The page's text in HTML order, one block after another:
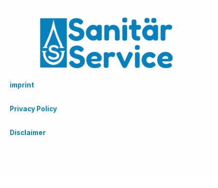
imprint
Privacy Policy
Disclaimer